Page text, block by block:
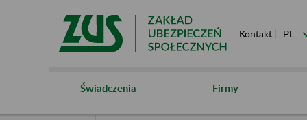
Kontakt
Świadczenia Firmy